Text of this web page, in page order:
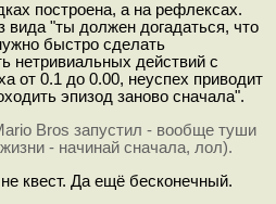
построена, а на рефлексах.
вида "ты должен догадаться, что
быстро сделать
нетривиальных действий с
от 0.1 до 0.00, неуспех приводит
эпизод заново сначала".
Bros запустил - вообще туши
- начинай сначала, лол).
квест. Да ещё бесконечный.